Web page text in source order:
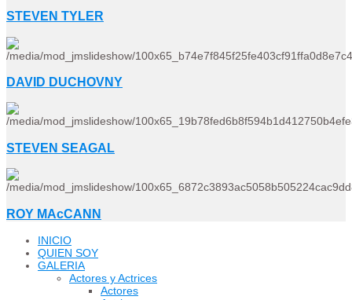
STEVEN TYLER
DAVID DUCHOVNY
STEVEN SEAGAL
ROY MAcCANN
INICIO
QUIEN SOY
GALERIA
Actores y Actrices
Actores